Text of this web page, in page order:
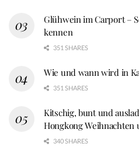
Glühwein im Carport –
kennen
351 SHARES
Wie und wann wird in
351 SHARES
Kitschig, bunt und
Hongkong Weihnachten
340 SHARES